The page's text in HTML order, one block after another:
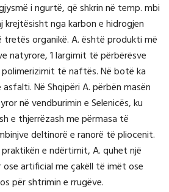
i ngurtë, që shkrin në temp. mbi
krejtësisht nga karbon e hidrogjen
organikë. A. është produkti më
natyrore, 1 largimit të përbërësve
të naftës. Në botë ka
Në Shqipëri A. përbën masën
në vendburimin e Selenicës, ku
e thjerrëzash me përmasa të
deltinorë e ranorë të pliocenit.
e ndërtimit, A. quhet një
artificial me çakëll të imët ose
për shtrimin e rrugëve.